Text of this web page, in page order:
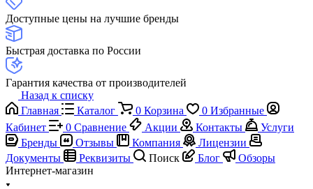
Доступные цены на лучшие бренды
Быстрая доставка по России
Гарантия качества от производителей
Назад к списку
Главная
Каталог 0 Корзина 0 Избранные
Кабинет
0 Сравнение Акции Контакты
Услуги
Бренды
Отзывы Компания
Лицензии
Документы
Реквизиты Поиск Блог
Обзоры
Интернет-магазин